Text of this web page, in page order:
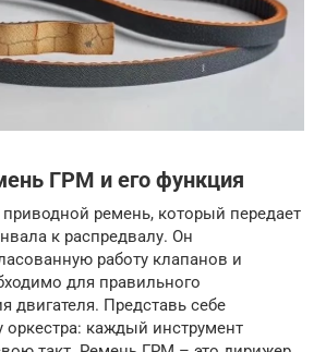
ГРМ и его функция
ремень, который передает
к распредвалу. Он
работу клапанов и
для правильного
двигателя. Представь себе
оркестра: каждый инструмент